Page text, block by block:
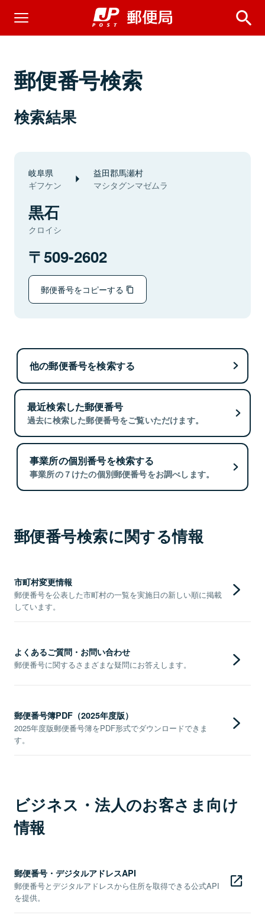
郵便番号検索
検索結果
岐阜県
ギフケン
益田郡馬瀬村
マシタグンマゼムラ
黒石
クロイシ
509-2602
郵便番号をコピーする
他の郵便番号を検索する
最近検索した郵便番号
過去に検索した郵便番号をご覧いただけます。
事業所の個別番号を検索する
事業所の７けたの個別郵便番号をお調べします。
郵便番号検索に関する情報
市町村変更情報
郵便番号を公表した市町村の一覧を実施日の新しい順に掲載
しています。
よくあるご質問・お問い合わせ
郵便番号に関するさまざまな疑問にお答えします。
郵便番号簿PDF（2025年度版）
2025年度版郵便番号簿をPDF形式でダウンロードできま
す。
ビジネス・法人のお客さま向け
情報
郵便番号・デジタルアドレスAPI
郵便番号とデジタルアドレスから住所を取得できる公式API
を提供。